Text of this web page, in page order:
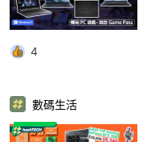
4
數碼生活